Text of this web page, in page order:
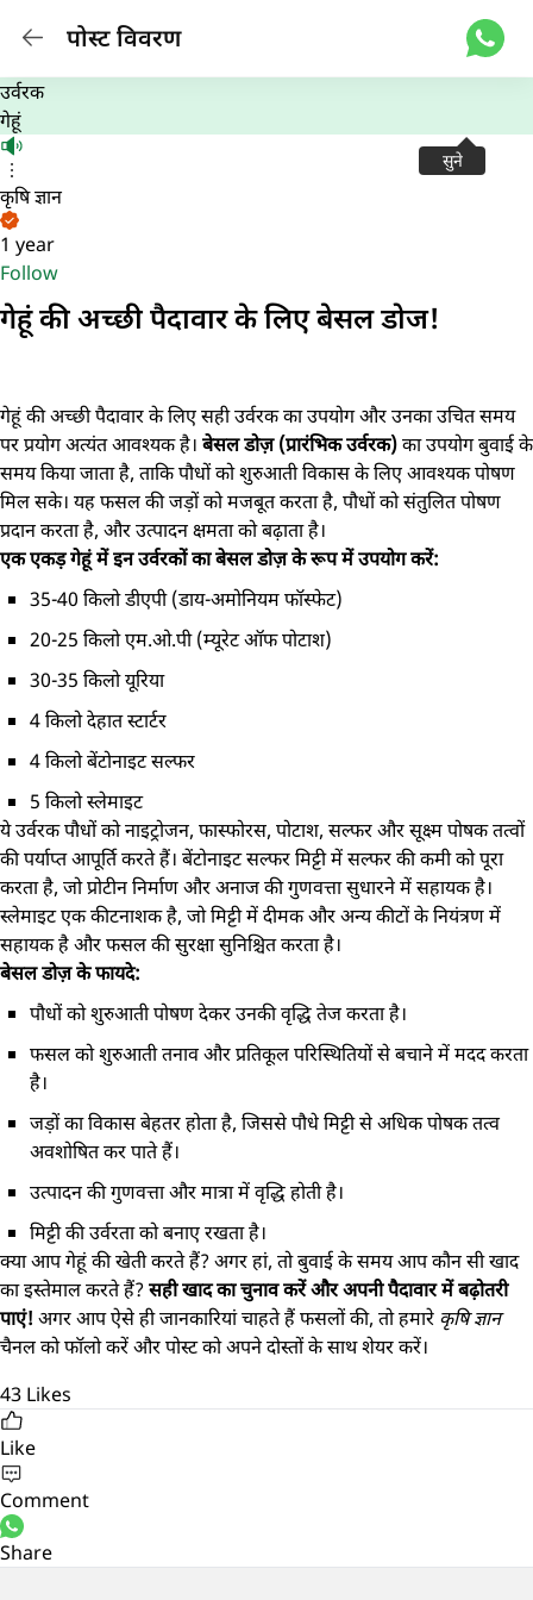
पोस्ट विवरण
सुने
उर्वरक
गेहूं
कृषि ज्ञान
1 year
Follow
गेहूं की अच्छी पैदावार के लिए बेसल डोज!
गेहूं की अच्छी पैदावार के लिए सही उर्वरक का उपयोग और उनका उचित समय
पर प्रयोग अत्यंत आवश्यक है। बेसल डोज़ (प्रारंभिक उर्वरक)का उपयोग बुवाई के
समय किया जाता है, ताकि पौधों को शुरुआती विकास के लिए आवश्यक पोषण
मिल सके। यह फसल की जड़ों को मजबूत करता है, पौधों को संतुलित पोषण
प्रदान करता है, और उत्पादन क्षमता को बढ़ाता है।
एक एकड़ गेहूं में इन उर्वरकों का बेसल डोज़ के रूप में उपयोग करें:
35-40 किलो डीएपी (डाय-अमोनियम फॉस्फेट)
20-25 किलो एम.ओ.पी (म्यूरेट ऑफ पोटाश)
30-35 किलो यूरिया
4 किलो देहात स्टार्टर
4 किलो बेंटोनाइट सल्फर
5 किलो स्लेमाइट
ये उर्वरक पौधों को नाइट्रोजन, फास्फोरस, पोटाश, सल्फर और सूक्ष्म पोषक तत्वों
की पर्याप्त आपूर्ति करते हैं। बेंटोनाइट सल्फर मिट्टी में सल्फर की कमी को पूरा
करता है, जो प्रोटीन निर्माण और अनाज की गुणवत्ता सुधारने में सहायक है।
स्लेमाइट एक कीटनाशक है, जो मिट्टी में दीमक और अन्य कीटों के नियंत्रण में
सहायक है और फसल की सुरक्षा सुनिश्चित करता है।
बेसल डोज़ के फायदे:
पौधों को शुरुआती पोषण देकर उनकी वृद्धि तेज करता है।
फसल को शुरुआती तनाव और प्रतिकूल परिस्थितियों से बचाने में मदद करता
है।
जड़ों का विकास बेहतर होता है, जिससे पौधे मिट्टी से अधिक पोषक तत्व
अवशोषित कर पाते हैं।
उत्पादन की गुणवत्ता और मात्रा में वृद्धि होती है।
मिट्टी की उर्वरता को बनाए रखता है।
क्या आप गेहूं की खेती करते हैं? अगर हां, तो बुवाई के समय आप कौन सी खाद
का इस्तेमाल करते हैं?सही खाद का चुनाव करें और अपनी पैदावार में बढ़ोतरी
पाएं! अगर आप ऐसे ही जानकारियां चाहते हैं फसलों की, तो हमारे कृषि ज्ञान
चैनल को फॉलो करें और पोस्ट को अपने दोस्तों के साथ शेयर करें।
43 Likes
Like
Comment
Share